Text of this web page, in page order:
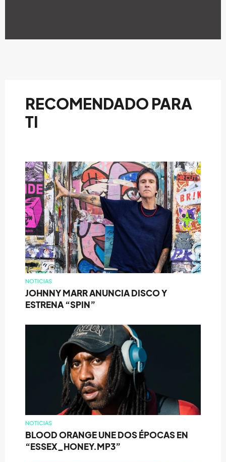
RECOMENDADO PARA
TI
NOTICIAS
JOHNNY MARR ANUNCIA DISCO Y
ESTRENA “SPIN”
NOTICIAS
BLOOD ORANGE UNE DOS ÉPOCAS EN
“ESSEX_HONEY.MP3”